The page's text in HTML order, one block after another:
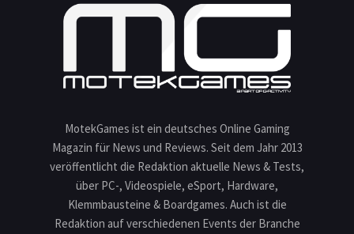
MotekGames ist ein deutsches Online Gaming
Magazin für News und Reviews. Seit dem Jahr 2013
veröffentlicht die Redaktion aktuelle News & Tests,
über PC-, Videospiele, eSport, Hardware,
Klemmbausteine & Boardgames. Auch ist die
Redaktion auf verschiedenen Events der Branche